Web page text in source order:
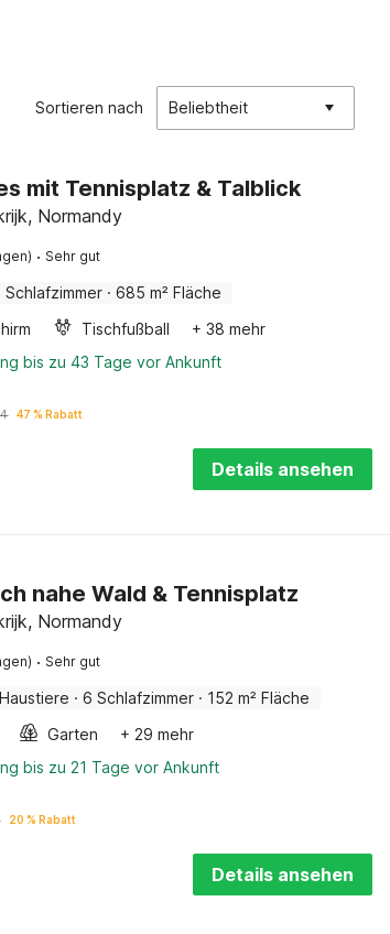
Sortieren nach Beliebtheit
mit Tennisplatz & Talblick
Normandy
· Sehr gut
Schlafzimmer · 685 m² Fläche
Tischfußball
+ 38 mehr
bis zu 43 Tage vor Ankunft
47 % Rabatt
Details ansehen
nahe Wald & Tennisplatz
Normandy
· Sehr gut
· 6 Schlafzimmer · 152 m² Fläche
Garten
+ 29 mehr
bis zu 21 Tage vor Ankunft
20 % Rabatt
Details ansehen